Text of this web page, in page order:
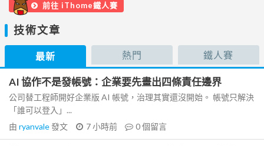
前往 iThome鐵人賽
技術文章
最新 熱門 鐵人賽
AI 協作不是發帳號：企業要先畫出四條責任邊界
公司替工程師開好企業版 AI 帳號，治理其實還沒開始。 帳號只解決
「誰可以登入」...
由 ryanvale發文 7 小時前 0個留言